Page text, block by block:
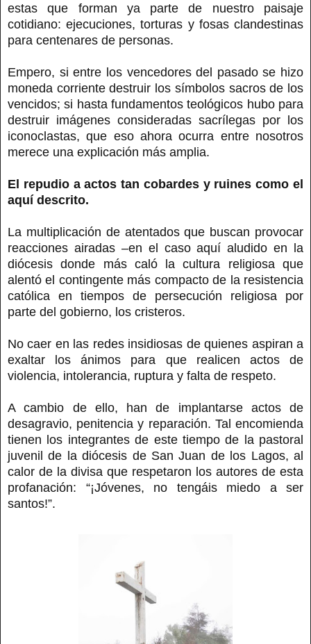
estas que forman ya parte de nuestro paisaje
cotidiano: ejecuciones, torturas y fosas clandestinas
para centenares de personas.
Empero, si entre los vencedores del pasado se hizo
moneda corriente destruir los símbolos sacros de los
vencidos; si hasta fundamentos teológicos hubo para
destruir imágenes consideradas sacrílegas por los
iconoclastas, que eso ahora ocurra entre nosotros
merece una explicación más amplia.
El repudio a actos tan cobardes y ruines como el
aquí descrito.
La multiplicación de atentados que buscan provocar
reacciones airadas –en el caso aquí aludido en la
diócesis donde más caló la cultura religiosa que
alentó el contingente más compacto de la resistencia
católica en tiempos de persecución religiosa por
parte del gobierno, los cristeros.
No caer en las redes insidiosas de quienes aspiran a
exaltar los ánimos para que realicen actos de
violencia, intolerancia, ruptura y falta de respeto.
A cambio de ello, han de implantarse actos de
desagravio, penitencia y reparación. Tal encomienda
tienen los integrantes de este tiempo de la pastoral
juvenil de la diócesis de San Juan de los Lagos, al
calor de la divisa que respetaron los autores de esta
profanación: “¡Jóvenes, no tengáis miedo a ser
santos!”.